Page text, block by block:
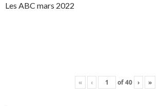
Les ABC mars 2022
« ‹ of40 › »